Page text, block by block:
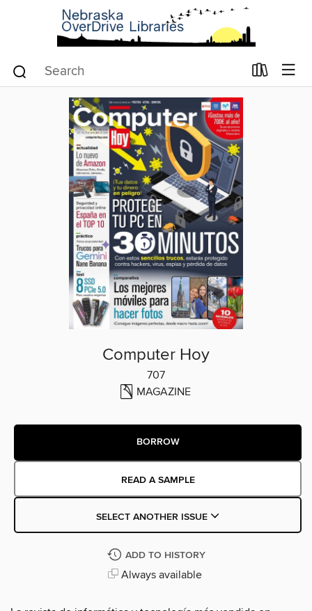
Computer Hoy
707
MAGAZINE
BORROW
READ A SAMPLE
SELECT ANOTHER ISSUE
ADD TO HISTORY
Always available